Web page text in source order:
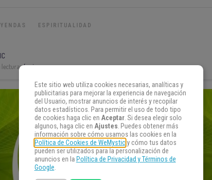
ESPIRITUALIDAD
lectura:4 min
Este sitio web utiliza cookies necesarias, analíticas y
publicitarias para mejorar la experiencia de navegación
del Usuario, mostrar anuncios de interés y recopilar
datos estadísticos. Para permitir el uso de todo tipo
de cookies haga clic en Aceptar. Si desea elegir solo
algunos, haga clic en Ajustes. Puedes obtener más
información sobre cómo usamos las cookies en la
Política de Cookies de WeMysticy cómo tus datos
pueden ser utilizados para la personalización de
anuncios en la Política de Privacidad y Términos de
Google.